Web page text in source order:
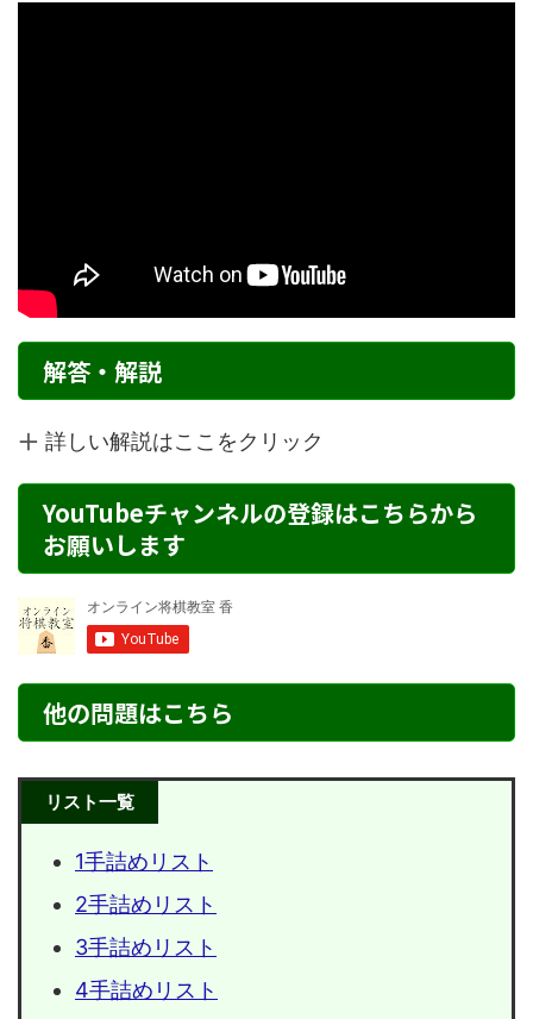
解答・解説
詳しい解説はここをクリック
YouTubeチャンネルの登録はこちらから
お願いします
他の問題はこちら
リスト一覧
1手詰めリスト
2手詰めリスト
3手詰めリスト
4手詰めリスト